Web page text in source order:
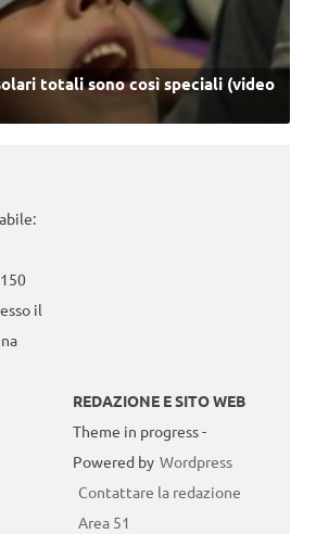
totali sono così speciali (video
il
REDAZIONE E SITO WEB
Theme in progress -
Powered by Wordpress
Contattare la redazione
Area 51